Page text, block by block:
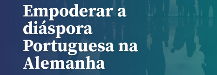
Empoderar a
diáspora
Portuguesa na
Alemanha